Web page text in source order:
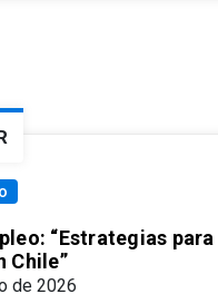
“Estrategias
Chile”
de 2026